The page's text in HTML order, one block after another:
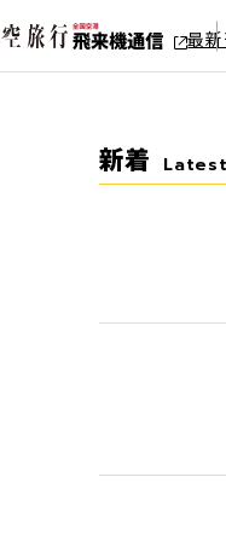
最
新着 Latest